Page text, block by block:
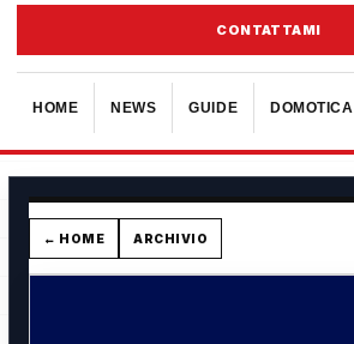
CONTATTAMI
HOME NEWS GUIDE DOMOTICA
← HOME ARCHIVIO